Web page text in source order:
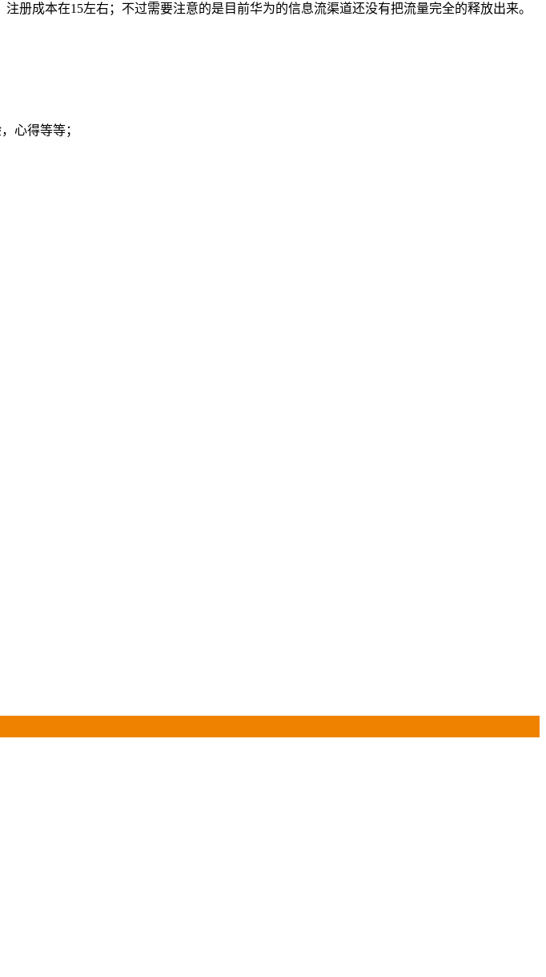
册成本在15左右；不过需要注意的是目前华为的信息流渠道还没有把流量完全的释放出来。
心得等等；